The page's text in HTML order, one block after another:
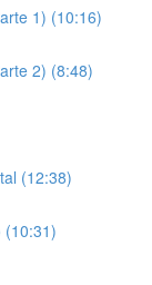
1) (10:16)
2) (8:48)
(12:38)
(10:31)